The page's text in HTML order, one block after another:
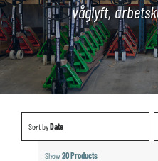
våglyft,
Sort byDate
Show20 Products